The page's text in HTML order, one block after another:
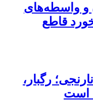
و واسطه‌های
قاطع
رگبار،
است